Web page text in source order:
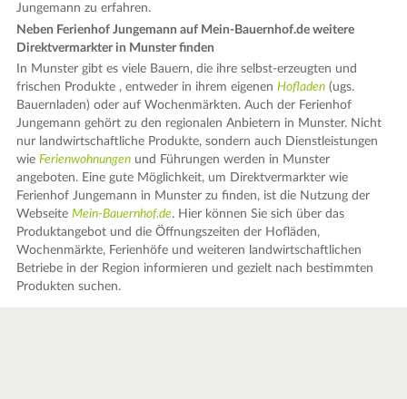
Jungemann zu erfahren.
Neben Ferienhof Jungemann auf Mein-Bauernhof.de weitere
Direktvermarkter in Munster finden
In Munster gibt es viele Bauern, die ihre selbst-erzeugten und
frischen Produkte , entweder in ihrem eigenenHofladen (ugs.
Bauernladen) oder auf Wochenmärkten. Auch der Ferienhof
Jungemann gehört zu den regionalen Anbietern in Munster. Nicht
nur landwirtschaftliche Produkte, sondern auch Dienstleistungen
wieFerienwohnungen und Führungen werden in Munster
angeboten. Eine gute Möglichkeit, um Direktvermarkter wie
Ferienhof Jungemann in Munster zu finden, ist die Nutzung der
WebseiteMein-Bauernhof.de. Hier können Sie sich über das
Produktangebot und die Öffnungszeiten der Hofläden,
Wochenmärkte, Ferienhöfe und weiteren landwirtschaftlichen
Betriebe in der Region informieren und gezielt nach bestimmten
Produkten suchen.